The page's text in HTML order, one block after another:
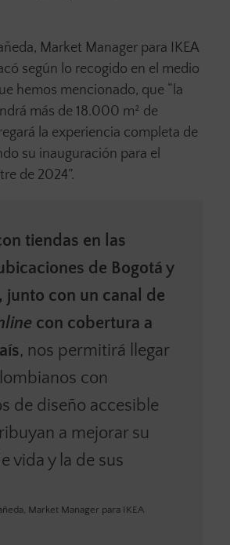
Market Manager para IKEA
según lo recogido en el medio
hemos mencionado, que “la
más de 18.000 m² de
la experiencia completa de
su inauguración para el
de 2024”.
tiendas en las
de Bogotá y
junto con un canal de
con cobertura a
, nos permitirá llegar
con
de diseño accesible
a mejorar su
vida y la de sus
Market Manager para IKEA